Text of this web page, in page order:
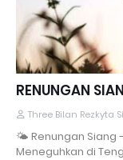
RENUNGAN
Three Bilan Rezkyta
🌤️ Renungan Siang
Meneguhkan di